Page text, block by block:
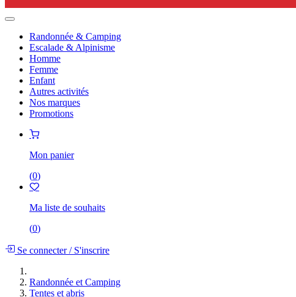
Randonnée & Camping
Escalade & Alpinisme
Homme
Femme
Enfant
Autres activités
Nos marques
Promotions
Mon panier
(0)
Ma liste de souhaits
(0)
Se connecter/S'inscrire
Randonnée et Camping
Tentes et abris